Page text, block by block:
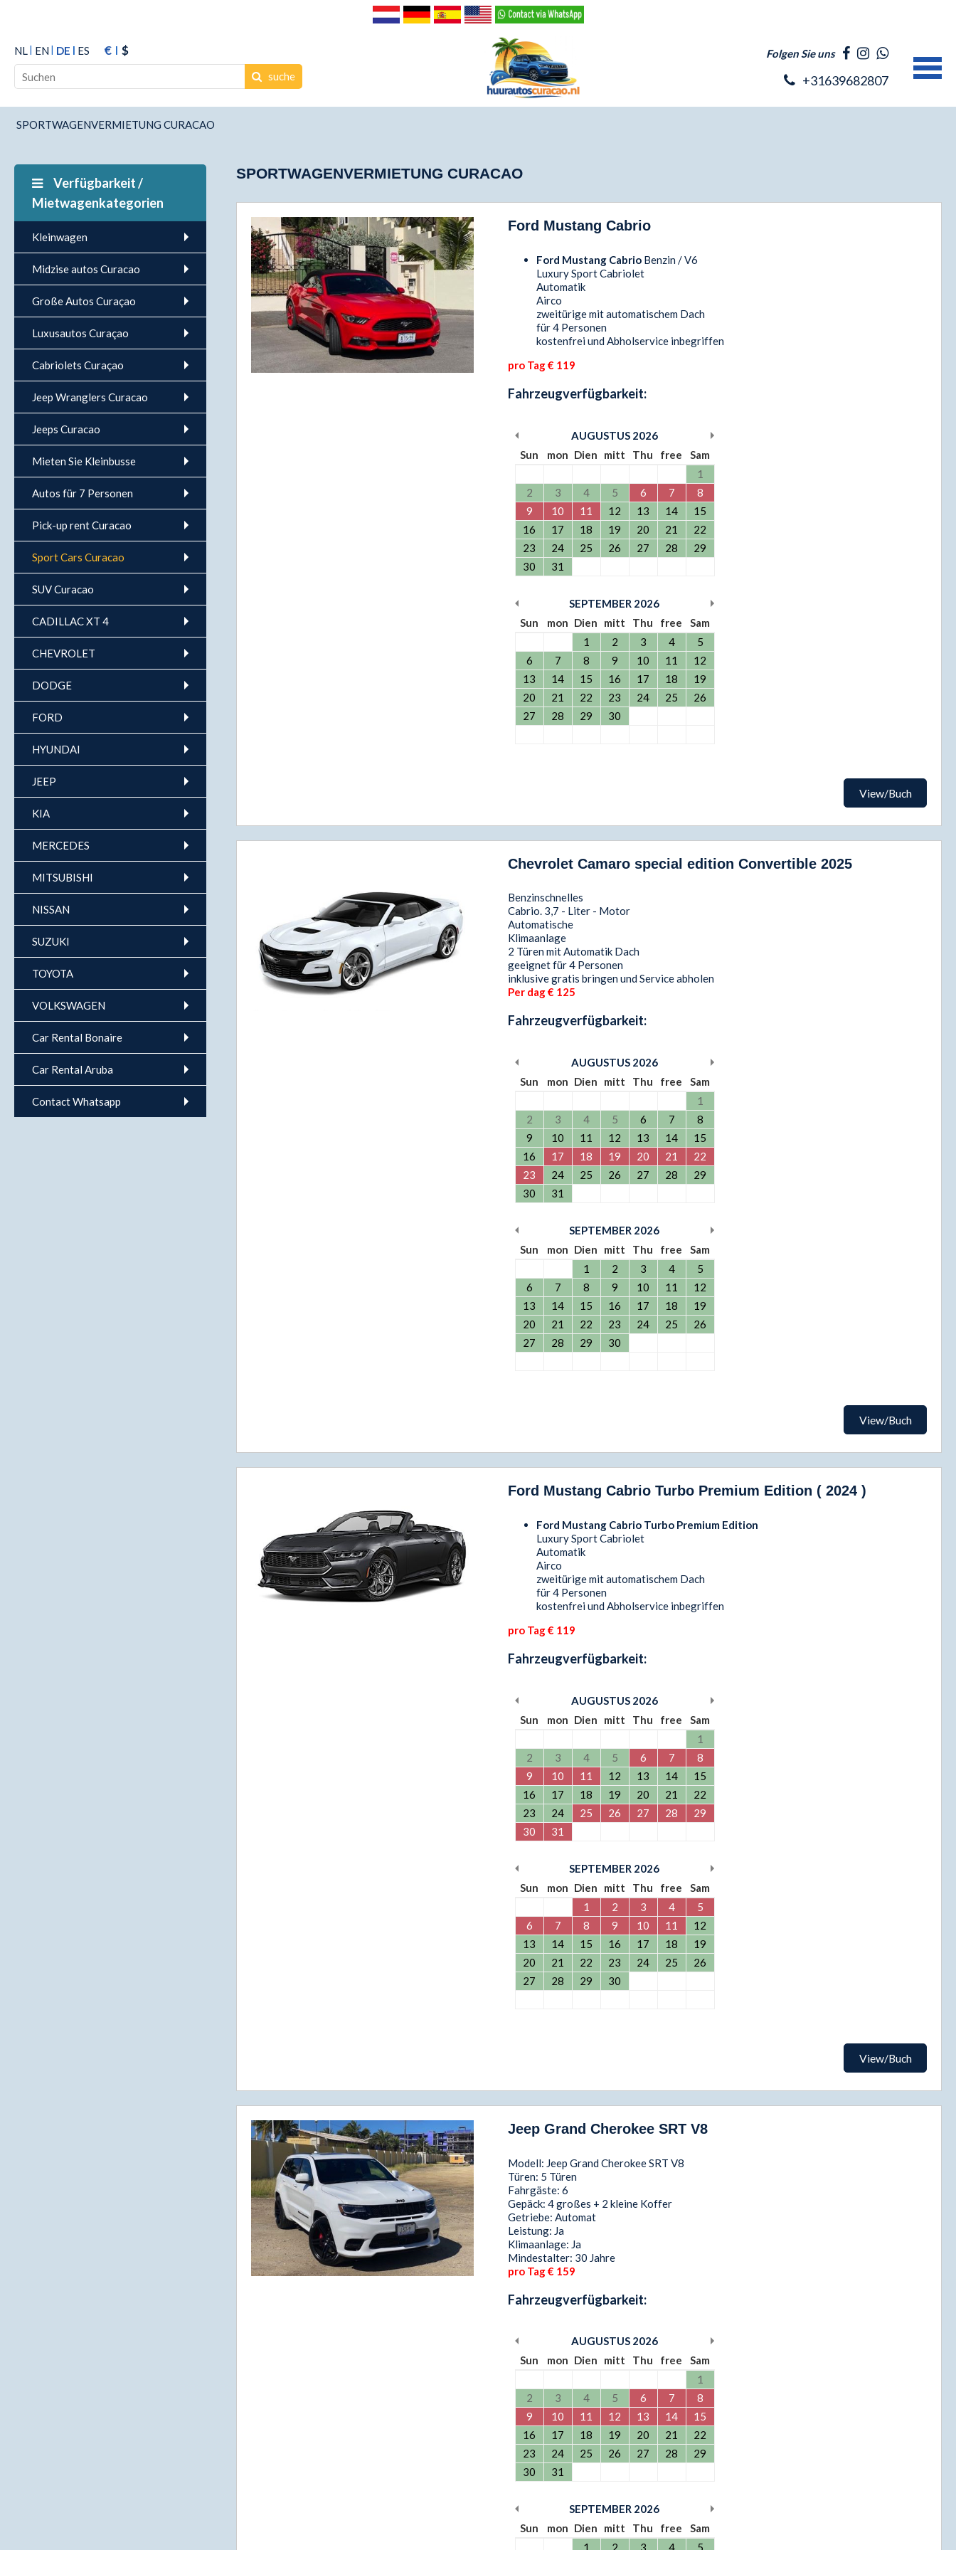
NL EN DE ES € $
suche
Folgen Sie uns
+31639682807
SPORTWAGENVERMIETUNG CURACAO
Verfügbarkeit /
Mietwagenkategorien
Kleinwagen
Midzise autos Curacao
Große Autos Curaçao
Luxusautos Curaçao
Cabriolets Curaçao
Jeep Wranglers Curacao
Jeeps Curacao
Mieten Sie Kleinbusse
Autos für 7 Personen
Pick-up rent Curacao
Sport Cars Curacao
SUV Curacao
CADILLAC XT 4
CHEVROLET
DODGE
FORD
HYUNDAI
JEEP
KIA
MERCEDES
MITSUBISHI
NISSAN
SUZUKI
TOYOTA
VOLKSWAGEN
Car Rental Bonaire
Car Rental Aruba
Contact Whatsapp
SPORTWAGENVERMIETUNG CURACAO
Ford Mustang Cabrio
Ford Mustang Cabrio Benzin / V6
Luxury Sport Cabriolet
Automatik
Airco
zweitürige mit automatischem Dach
für 4 Personen
kostenfrei und Abholservice inbegriffen
pro Tag € 119
View/Buch
Fahrzeugverfügbarkeit:
AUGUSTUS 2026
Sun
mon Dien mitt Thu free
Sam
1
2
3 4 5 6 7
8
9
10 11 12 13 14
15
16
17 18 19 20 21
22
23
24 25 26 27 28
29
30
31
SEPTEMBER 2026
Sun
mon Dien mitt Thu free
Sam
1
2 3 4
5
6
7 8 9 10 11
12
13
14 15 16 17 18
19
20
21 22 23 24 25
26
27
28 29 30
Chevrolet Camaro special edition Convertible 2025
Benzinschnelles
Cabrio. 3,7 - Liter - Motor
Automatische
Klimaanlage
2 Türen mit Automatik Dach
geeignet für 4 Personen
inklusive gratis bringen und Service abholen
Per dag € 125
View/Buch
Fahrzeugverfügbarkeit:
AUGUSTUS 2026
Sun
mon Dien mitt Thu free
Sam
1
2
3 4 5 6 7
8
9
10 11 12 13 14
15
16
17 18 19 20 21
22
23
24 25 26 27 28
29
30
31
SEPTEMBER 2026
Sun
mon Dien mitt Thu free
Sam
1
2 3 4
5
6
7 8 9 10 11
12
13
14 15 16 17 18
19
20
21 22 23 24 25
26
27
28 29 30
Ford Mustang Cabrio Turbo Premium Edition ( 2024 )
Ford Mustang Cabrio Turbo Premium Edition
Luxury Sport Cabriolet
Automatik
Airco
zweitürige mit automatischem Dach
für 4 Personen
kostenfrei und Abholservice inbegriffen
pro Tag € 119
View/Buch
Fahrzeugverfügbarkeit:
AUGUSTUS 2026
Sun
mon Dien mitt Thu free
Sam
1
2
3 4 5 6 7
8
9
10 11 12 13 14
15
16
17 18 19 20 21
22
23
24 25 26 27 28
29
30
31
SEPTEMBER 2026
Sun
mon Dien mitt Thu free
Sam
1
2 3 4
5
6
7 8 9 10 11
12
13
14 15 16 17 18
19
20
21 22 23 24 25
26
27
28 29 30
Jeep Grand Cherokee SRT V8
Modell: Jeep Grand Cherokee SRT V8
Türen: 5 Türen
Fahrgäste: 6
Gepäck: 4 großes + 2 kleine Koffer
Getriebe: Automat
Leistung: Ja
Klimaanlage: Ja
Mindestalter: 30 Jahre
pro Tag € 159
Fahrzeugverfügbarkeit:
AUGUSTUS 2026
Sun
mon Dien mitt Thu free
Sam
1
2
3 4 5 6 7
8
9
10 11 12 13 14
15
16
17 18 19 20 21
22
23
24 25 26 27 28
29
30
31
SEPTEMBER 2026
Sun
mon Dien mitt Thu free
Sam